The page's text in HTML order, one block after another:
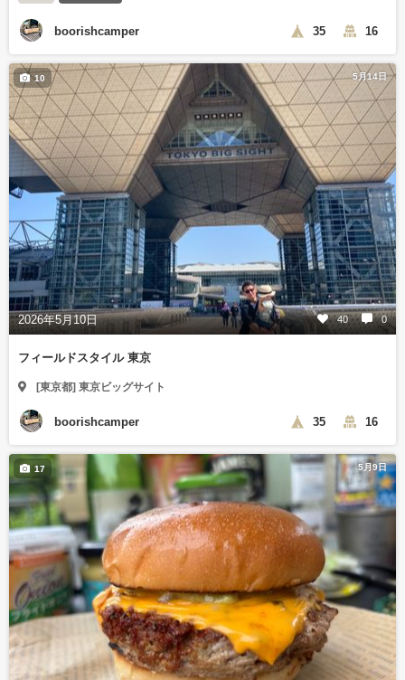
boorishcamper 35 16
5月14日
2026年5月10日 40 0
10
フィールドスタイル 東京
[東京都] 東京ビッグサイト
boorishcamper 35 16
5月9日
17